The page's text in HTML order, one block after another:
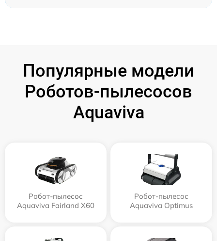
Популярные модели
Роботов-пылесосов
Aquaviva
Робот-пылесос
Aquaviva Fairland X60
Робот-пылесос
Aquaviva Optimus